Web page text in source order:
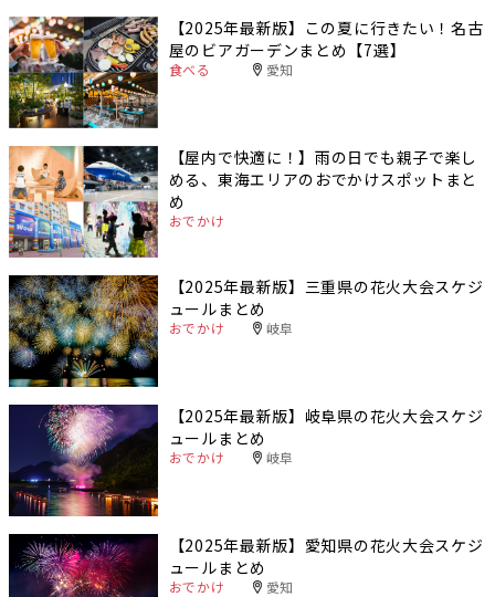
【2025年最新版】この夏に行きたい！名古
屋のビアガーデンまとめ【7選】
食べる 愛知
【屋内で快適に！】雨の日でも親子で楽し
める、東海エリアのおでかけスポットまと
め
おでかけ
【2025年最新版】三重県の花火大会スケジ
ュールまとめ
おでかけ 岐阜
【2025年最新版】岐阜県の花火大会スケジ
ュールまとめ
おでかけ 岐阜
【2025年最新版】愛知県の花火大会スケジ
ュールまとめ
おでかけ 愛知